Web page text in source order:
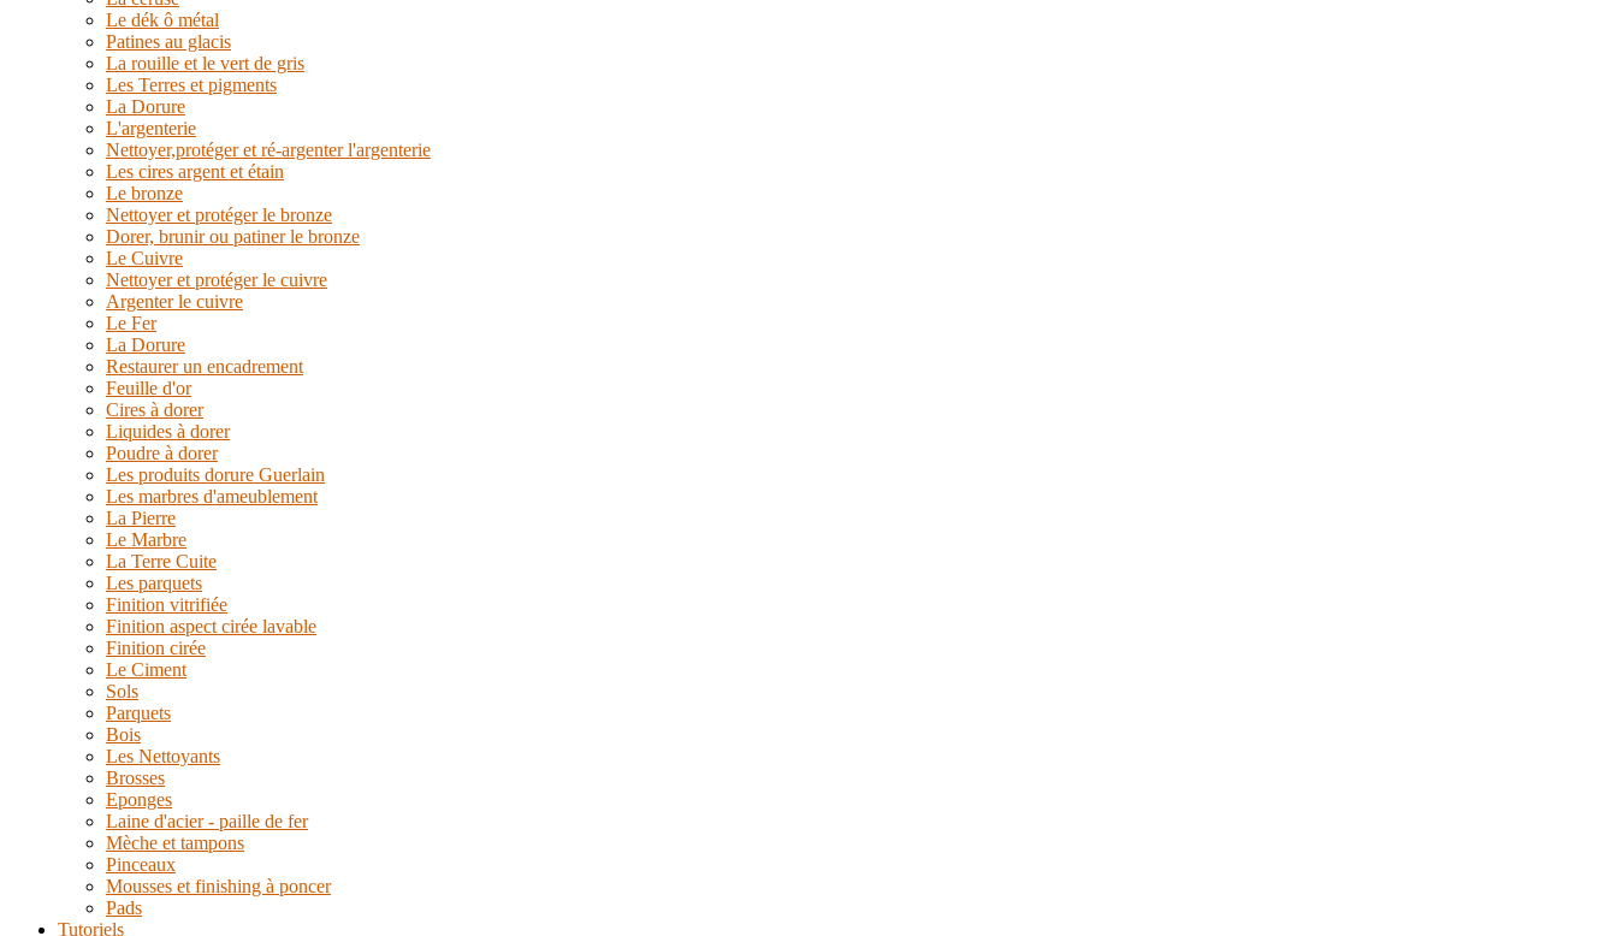
Le dék ô métal
Patines au glacis
La rouille et le vert de gris
Les Terres et pigments
La Dorure
L'argenterie
Nettoyer,protéger et ré-argenter l'argenterie
Les cires argent et étain
Le bronze
Nettoyer et protéger le bronze
Dorer, brunir ou patiner le bronze
Le Cuivre
Nettoyer et protéger le cuivre
Argenter le cuivre
Le Fer
La Dorure
Restaurer un encadrement
Feuille d'or
Cires à dorer
Liquides à dorer
Poudre à dorer
Les produits dorure Guerlain
Les marbres d'ameublement
La Pierre
Le Marbre
La Terre Cuite
Les parquets
Finition vitrifiée
Finition aspect cirée lavable
Finition cirée
Le Ciment
Sols
Parquets
Bois
Les Nettoyants
Brosses
Eponges
Laine d'acier - paille de fer
Mèche et tampons
Pinceaux
Mousses et finishing à poncer
Pads
Tutoriels